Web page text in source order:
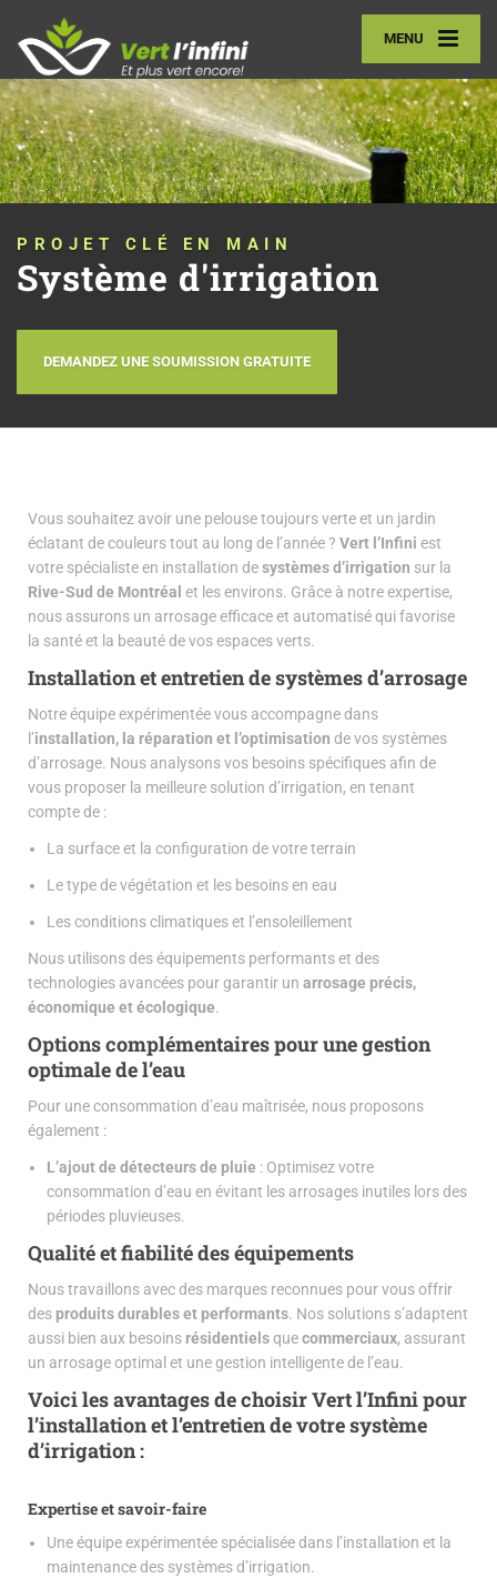
MENU
PROJET CLÉ EN MAIN
Système d'irrigation
DEMANDEZ UNE SOUMISSION GRATUITE
Vous souhaitez avoir une pelouse toujours verte et un jardin
éclatant de couleurs tout au long de l’année ? Vert l’Infini est
votre spécialiste en installation desystèmes d’irrigation sur la
Rive-Sud de Montréal et les environs. Grâce à notre expertise,
nous assurons un arrosage efficace et automatisé qui favorise
la santé et la beauté de vos espaces verts.
Installation et entretien de systèmes d’arrosage
Notre équipe expérimentée vous accompagne dans
l’installation, la réparation et l’optimisation de vos systèmes
d’arrosage. Nous analysons vos besoins spécifiques afin de
vous proposer la meilleure solution d’irrigation, en tenant
compte de :
La surface et la configuration de votre terrain
Le type de végétation et les besoins en eau
Les conditions climatiques et l’ensoleillement
Nous utilisons des équipements performants et des
technologies avancées pour garantir un arrosage précis,
économique et écologique.
Options complémentaires pour une gestion
optimale de l’eau
Pour une consommation d’eau maîtrisée, nous proposons
également :
L’ajout de détecteurs de pluie : Optimisez votre
consommation d’eau en évitant les arrosages inutiles lors des
périodes pluvieuses.
Qualité et fiabilité des équipements
Nous travaillons avec des marques reconnues pour vous offrir
des produits durables et performants. Nos solutions s’adaptent
aussi bien aux besoins résidentielsquecommerciaux, assurant
un arrosage optimal et une gestion intelligente de l’eau.
Voici lesavantages de choisir Vert l’Infinipour
l’installation et l’entretien de votresystème
d’irrigation:
Expertise et savoir-faire
Une équipe expérimentée spécialisée dans l’installation et la
maintenance des systèmes d’irrigation.